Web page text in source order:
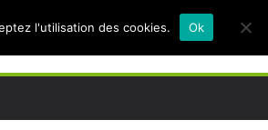
l'utilisation des cookies. Ok